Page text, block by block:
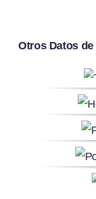
Otros Datos